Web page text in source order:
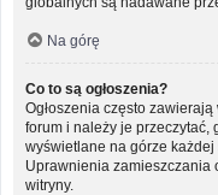
Na górę
Co to są ogłoszenia?
Ogłoszenia często
forum i należy je przeczytać,
wyświetlane na górze każdej
Uprawnienia zamieszczania
witryny.